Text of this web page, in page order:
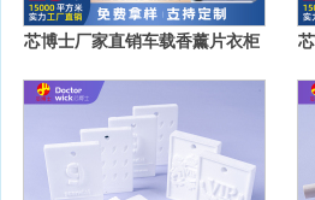
芯博士厂家直销车载香薰片衣柜
香